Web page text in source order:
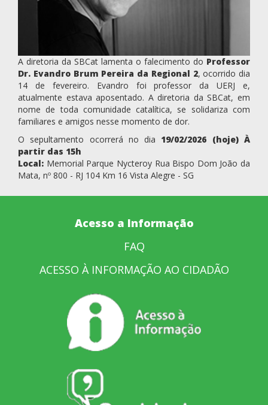
A diretoria da SBCat lamenta o falecimento do Professor
Dr. Evandro Brum Pereira da Regional 2, ocorrido dia
14 de fevereiro. Evandro foi professor da UERJ e,
atualmente estava aposentado. A diretoria da SBCat, em
nome de toda comunidade catalítica, se solidariza com
familiares e amigos nesse momento de dor.
O sepultamento ocorrerá no dia 19/02/2026 (hoje) À
partir das 15h
Local: Memorial Parque Nycteroy Rua Bispo Dom João da
Mata, nº 800 - RJ 104 Km 16 Vista Alegre - SG
Acesso a Informação
FAQ
ACESSO À INFORMAÇÃO AO CIDADÃO